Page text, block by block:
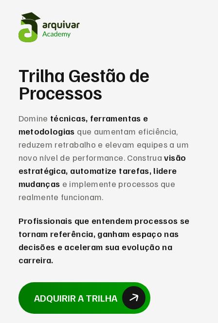
Trilha Gestão de
Processos
Domine técnicas, ferramentas e
metodologias que aumentam eficiência,
reduzem retrabalho e elevam equipes a um
novo nível de performance. Construavisão
estratégica, automatize tarefas, lidere
mudanças e implemente processos que
realmente funcionam.
Profissionais que entendem processos se
tornam referência, ganham espaço nas
decisões e aceleram sua evolução na
carreira.
ADQUIRIR A TRILHA